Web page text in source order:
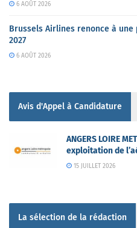
6 AOÛT 2026
Brussels Airlines renonce à
2027
6 AOÛT 2026
Avis d'Appel à Candidature
ANGERS LOIRE
exploitation de
15 JUILLET 2026
La sélection de la rédaction